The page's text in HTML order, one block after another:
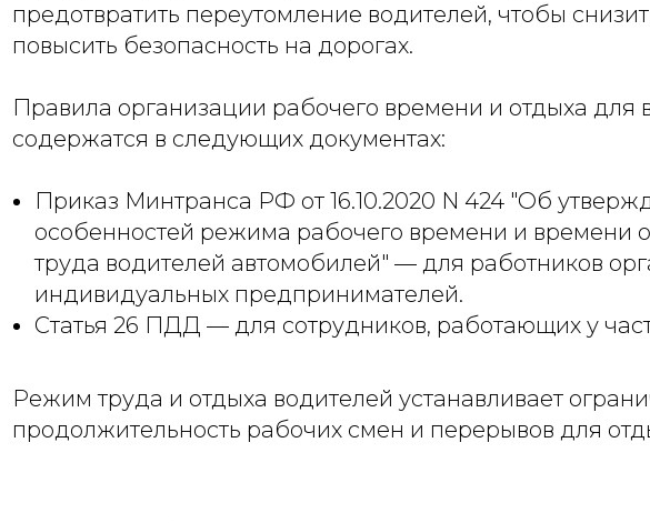
предотвратить переутомление водителей, чтобы
повысить безопасность на дорогах.
Правила организации рабочего времени и отдыха для
содержатся в следующих документах:
Приказ Минтранса РФ от 16.10.2020 N 424 "Об
особенностей режима рабочего времени и времени
труда водителей автомобилей" — для работников
индивидуальных предпринимателей.
Статья 26 ПДД — для сотрудников, работающих у
Режим труда и отдыха водителей устанавливает
продолжительность рабочих смен и перерывов для